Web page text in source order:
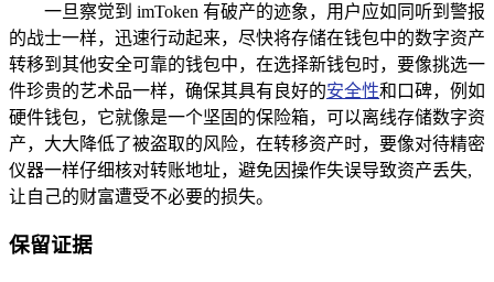
一旦察觉到 imToken 有破产的迹象，用户应如同听到警报
的战士一样，迅速行动起来，尽快将存储在钱包中的数字资产
转移到其他安全可靠的钱包中，在选择新钱包时，要像挑选一
件珍贵的艺术品一样，确保其具有良好的安全性和口碑，例如
硬件钱包，它就像是一个坚固的保险箱，可以离线存储数字资
产，大大降低了被盗取的风险，在转移资产时，要像对待精密
仪器一样仔细核对转账地址，避免因操作失误导致资产丢失,
让自己的财富遭受不必要的损失。
保留证据